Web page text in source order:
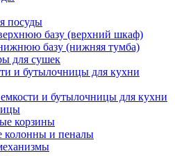
посуды
базу (верхний шкаф)
базу (нижняя тумба)
для сушек
и бутылочницы для кухни
и бутылочницы для кухни
корзины
колонны и пеналы